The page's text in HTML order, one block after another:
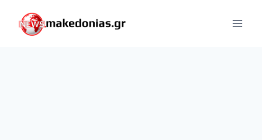
content